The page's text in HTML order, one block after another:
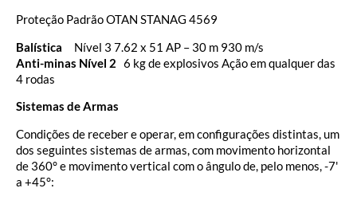
Proteção Padrão OTAN STANAG 4569
Balística Nível 3 7.62 x 51 AP – 30 m 930 m/s
Anti-minas Nível 2 6 kg de explosivos Ação em qualquer das
4 rodas
Sistemas de Armas
Condições de receber e operar, em configurações distintas, um
dos seguintes sistemas de armas, com movimento horizontal
de 360° e movimento vertical com o ângulo de, pelo menos, -7'
a +45°: